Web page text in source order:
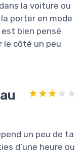
la voiture ou
porter en mode
est bien pensé
le côté un peu
★★★★★
★★★★★
un peu de ta
d’une heure ou